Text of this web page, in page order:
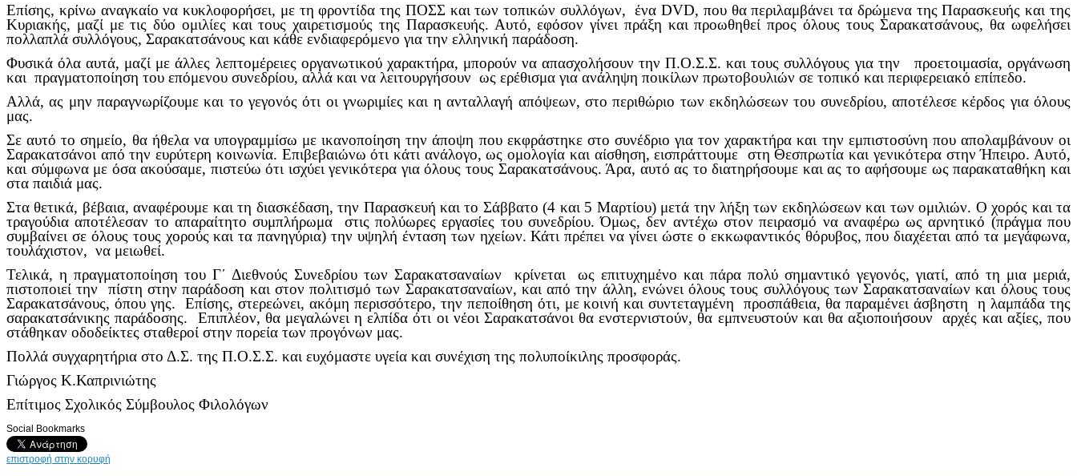
Επίσης, κρίνω αναγκαίο να κυκλοφορήσει, με τη φροντίδα της ΠΟΣΣ και των τοπικών συλλόγων, ένα DVD, που θα περιλαμβάνει τα δρώμενα της Παρασκευής και της
Κυριακής, μαζί με τις δύο ομιλίες και τους χαιρετισμούς της Παρασκευής. Αυτό, εφόσον γίνει πράξη και προωθηθεί προς όλους τους Σαρακατσάνους, θα ωφελήσει
πολλαπλά συλλόγους, Σαρακατσάνους και κάθε ενδιαφερόμενο για την ελληνική παράδοση.
Φυσικά όλα αυτά, μαζί με άλλες λεπτομέρειες οργανωτικού χαρακτήρα, μπορούν να απασχολήσουν την Π.Ο.Σ.Σ. και τους συλλόγους για την προετοιμασία, οργάνωση
και πραγματοποίηση του επόμενου συνεδρίου, αλλά και να λειτουργήσουν ως ερέθισμα για ανάληψη ποικίλων πρωτοβουλιών σε τοπικό και περιφερειακό επίπεδο.
Αλλά, ας μην παραγνωρίζουμε και το γεγονός ότι οι γνωριμίες και η ανταλλαγή απόψεων, στο περιθώριο των εκδηλώσεων του συνεδρίου, αποτέλεσε κέρδος για όλους
μας.
Σε αυτό το σημείο, θα ήθελα να υπογραμμίσω με ικανοποίηση την άποψη που εκφράστηκε στο συνέδριο για τον χαρακτήρα και την εμπιστοσύνη που απολαμβάνουν οι
Σαρακατσάνοι από την ευρύτερη κοινωνία. Επιβεβαιώνω ότι κάτι ανάλογο, ως ομολογία και αίσθηση, εισπράττουμε στη Θεσπρωτία και γενικότερα στην Ήπειρο. Αυτό,
και σύμφωνα με όσα ακούσαμε, πιστεύω ότι ισχύει γενικότερα για όλους τους Σαρακατσάνους. Άρα, αυτό ας το διατηρήσουμε και ας το αφήσουμε ως παρακαταθήκη και
στα παιδιά μας.
Στα θετικά, βέβαια, αναφέρουμε και τη διασκέδαση, την Παρασκευή και το Σάββατο (4 και 5 Μαρτίου) μετά την λήξη των εκδηλώσεων και των ομιλιών. Ο χορός και τα
τραγούδια αποτέλεσαν το απαραίτητο συμπλήρωμα στις πολύωρες εργασίες του συνεδρίου. Όμως, δεν αντέχω στον πειρασμό να αναφέρω ως αρνητικό (πράγμα που
συμβαίνει σε όλους τους χορούς και τα πανηγύρια) την υψηλή ένταση των ηχείων. Κάτι πρέπει να γίνει ώστε ο εκκωφαντικός θόρυβος, που διαχέεται από τα μεγάφωνα,
τουλάχιστον, να μειωθεί.
Τελικά, η πραγματοποίηση του Γ΄ Διεθνούς Συνεδρίου των Σαρακατσαναίων κρίνεται ως επιτυχημένο και πάρα πολύ σημαντικό γεγονός, γιατί, από τη μια μεριά,
πιστοποιεί την πίστη στην παράδοση και στον πολιτισμό των Σαρακατσαναίων, και από την άλλη, ενώνει όλους τους συλλόγους των Σαρακατσαναίων και όλους τους
Σαρακατσάνους, όπου γης. Επίσης, στερεώνει, ακόμη περισσότερο, την πεποίθηση ότι, με κοινή και συντεταγμένη προσπάθεια, θα παραμένει άσβηστη η λαμπάδα της
σαρακατσάνικης παράδοσης. Επιπλέον, θα μεγαλώνει η ελπίδα ότι οι νέοι Σαρακατσάνοι θα ενστερνιστούν, θα εμπνευστούν και θα αξιοποιήσουν αρχές και αξίες, που
στάθηκαν οδοδείκτες σταθεροί στην πορεία των προγόνων μας.
Πολλά συγχαρητήρια στο Δ.Σ. της Π.Ο.Σ.Σ. και ευχόμαστε υγεία και συνέχιση της πολυποίκιλης προσφοράς.
Γιώργος Κ.Καπρινιώτης
Επίτιμος Σχολικός Σύμβουλος Φιλολόγων
Social Bookmarks
επιστροφή στην κορυφή